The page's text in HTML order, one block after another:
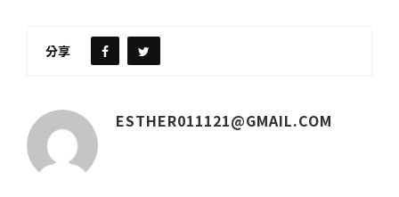
分享
ESTHER011121@GMAIL.COM